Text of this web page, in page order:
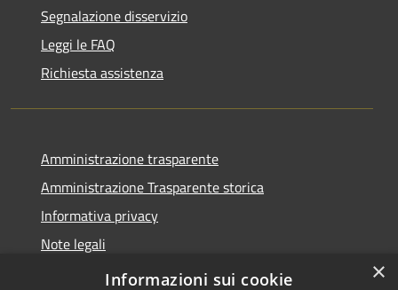
Segnalazione disservizio
Leggi le FAQ
Richiesta assistenza
Amministrazione trasparente
Amministrazione Trasparente storica
Informativa privacy
Note legali
Dichiarazione di accessibilità
×
Informazioni sui cookie